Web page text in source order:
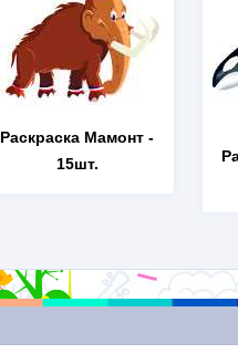
Раскраска Мамонт -
15шт.